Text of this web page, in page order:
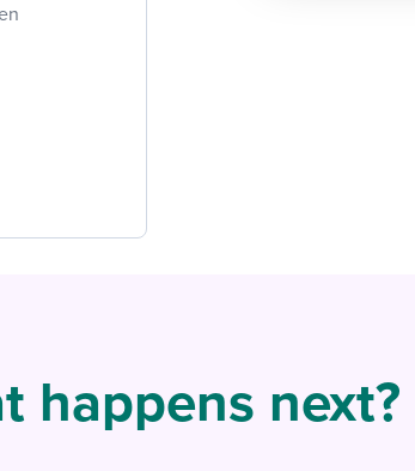
happens next?